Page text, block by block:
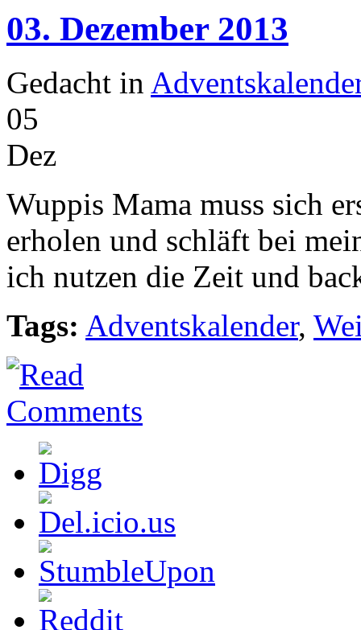
03. Dezember 2013
Gedacht in
05
Dez
Wuppis Mama muss sich
erholen und schläft bei
ich nutzen die Zeit und
Tags: Adventskalender,